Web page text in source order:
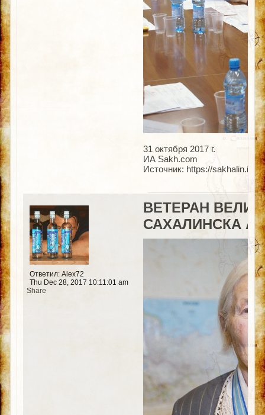
31 октября 2017 г.
ИА Sakh.com
Источник: https://
Ответил: Alex72
Thu Dec 28, 2017 10:11:01 am
Share
ВЕТЕРАН
САХАЛИНСКА